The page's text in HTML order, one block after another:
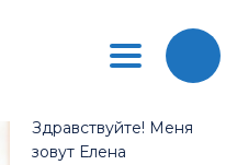
Toggle
navigation
Здравствуйте! Меня
зовут Елена